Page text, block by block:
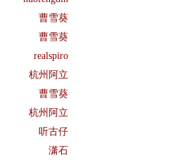
曹雪葵
曹雪葵
realspiro
杭州阿立
曹雪葵
杭州阿立
听古仔
潇石